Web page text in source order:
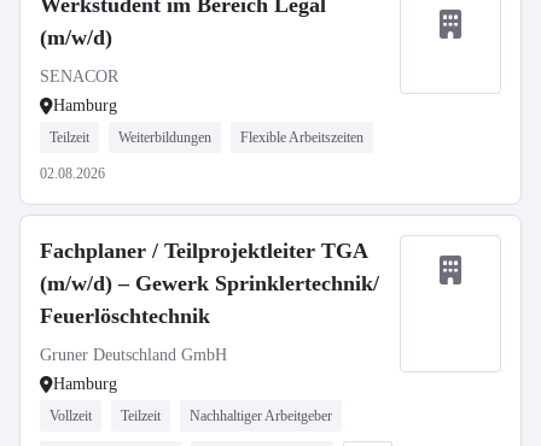
Werkstudent im Bereich Legal
(m/w/d)
SENACOR
Hamburg
Teilzeit Weiterbildungen Flexible Arbeitszeiten
02.08.2026
Fachplaner / Teilprojektleiter TGA
(m/w/d) – Gewerk Sprinklertechnik/
Feuerlöschtechnik
Gruner Deutschland GmbH
Hamburg
Vollzeit Teilzeit Nachhaltiger Arbeitgeber